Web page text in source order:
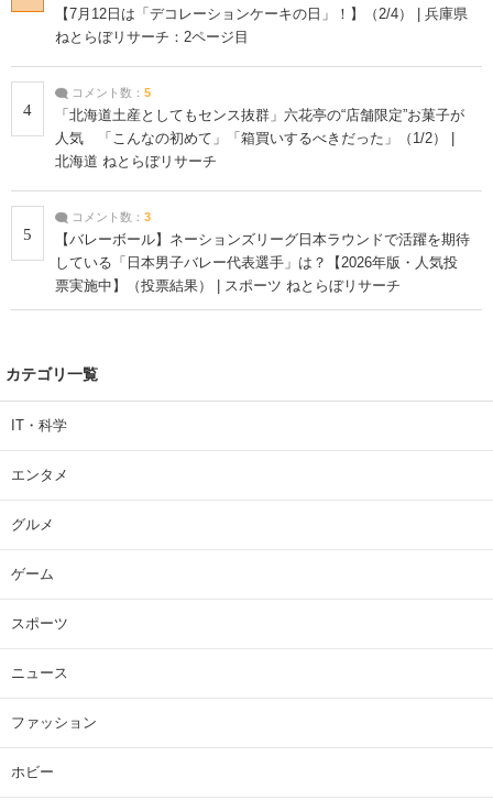
【7月12日は「デコレーションケーキの日」！】（2/4） | 兵庫県
ねとらぼリサーチ：2ページ目
4
コメント数： 5
「北海道土産としてもセンス抜群」六花亭の“店舗限定”お菓子が
人気 「こんなの初めて」「箱買いするべきだった」（1/2） |
北海道 ねとらぼリサーチ
5
コメント数： 3
【バレーボール】ネーションズリーグ日本ラウンドで活躍を期待
している「日本男子バレー代表選手」は？【2026年版・人気投
票実施中】（投票結果） | スポーツ ねとらぼリサーチ
カテゴリ一覧
IT・科学
エンタメ
グルメ
ゲーム
スポーツ
ニュース
ファッション
ホビー